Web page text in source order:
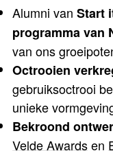
Alumni van Start
programma van
van ons
Octrooien
gebruiksoctrooi
unieke
Bekroond
Velde Awardsen